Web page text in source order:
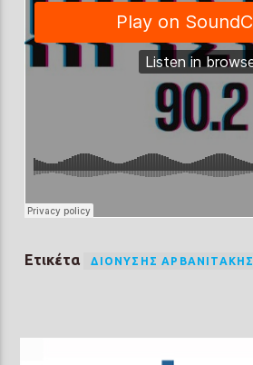
Ετικέτα ΔΙΟΝΎΣΗΣ ΑΡΒΑΝΙΤΆΚΗΣ